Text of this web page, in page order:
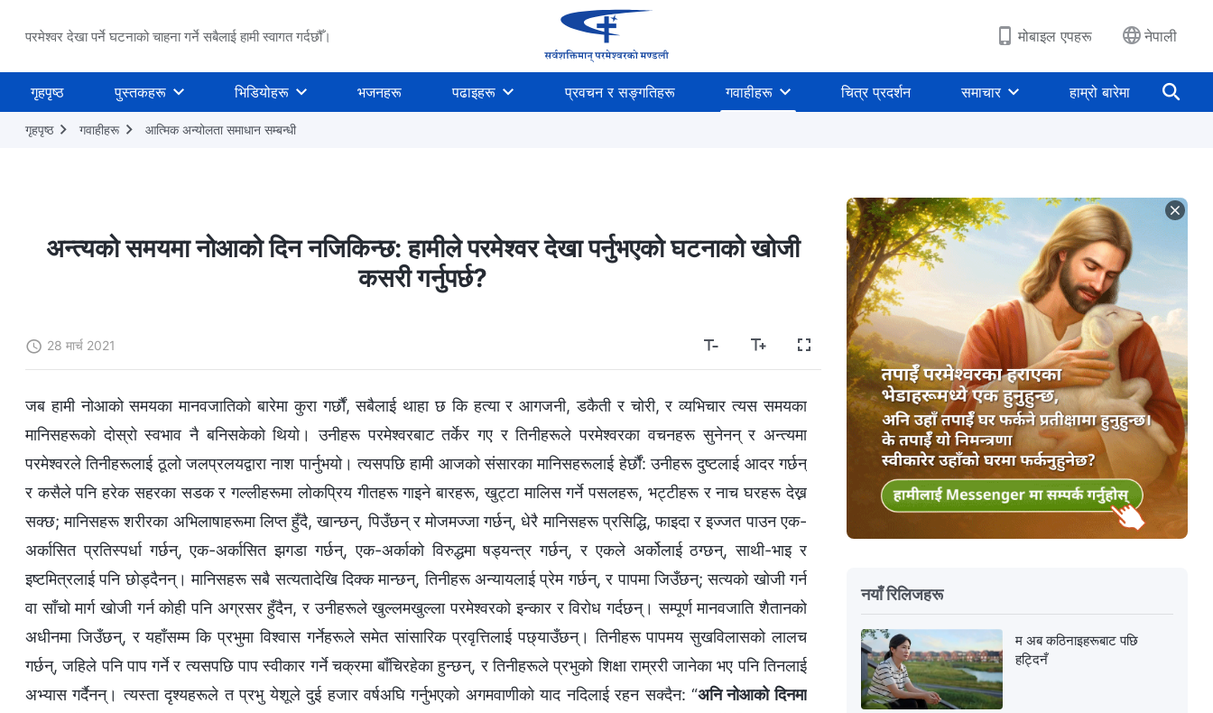
परमेश्वर देखा पर्ने घटनाको चाहना गर्ने सबैलाई हामी स्वागत गर्दछौँ। मोबाइल एपहरू नेपाली
गृहपृष्ठ पुस्तकहरू भिडियोहरू भजनहरू पढाइहरू प्रवचन र सङ्गतिहरू गवाहीहरू चित्र प्रदर्शन समाचार हाम्रो बारेमा
गृहपृष्ठ गवाहीहरू आत्मिक अन्योलता समाधान सम्‍बन्धी
अन्त्यको समयमा नोआको दिन नजिकिन्छ: हामीले परमेश्‍वर देखा पर्नुभएको घटनाको खोजी
कसरी गर्नुपर्छ?
28 मार्च 2021
जब हामी नोआको समयका मानवजातिको बारेमा कुरा गर्छौं, सबैलाई थाहा छ कि हत्या र आगजनी, डकैती र चोरी, र व्यभिचार त्यस समयका
मानिसहरूको दोस्रो स्वभाव नै बनिसकेको थियो। उनीहरू परमेश्‍वरबाट तर्केर गए र तिनीहरूले परमेश्‍वरका वचनहरू सुनेनन् र अन्त्यमा
परमेश्‍वरले तिनीहरूलाई ठूलो जलप्रलयद्वारा नाश पार्नुभयो। त्यसपछि हामी आजको संसारका मानिसहरूलाई हेर्छौं: उनीहरू दुष्टलाई आदर गर्छन्
र कसैले पनि हरेक सहरका सडक र गल्‍लीहरूमा लोकप्रिय गीतहरू गाइने बारहरू, खुट्टा मालिस गर्ने पसलहरू, भट्टीहरू र नाच घरहरू देख्न
सक्छ; मानिसहरू शरीरका अभिलाषाहरूमा लिप्त हुँदै, खान्छन्, पिउँछन् र मोजमज्‍जा गर्छन्, धेरै मानिसहरू प्रसिद्धि, फाइदा र इज्जत पाउन एक-
अर्कासित प्रतिस्पर्धा गर्छन्, एक-अर्कासित झगडा गर्छन्, एक-अर्काको विरुद्धमा षड्यन्त्र गर्छन्, र एकले अर्कोलाई ठग्छन्, साथी-भाइ र
इष्टमित्रलाई पनि छोड्दैनन्। मानिसहरू सबै सत्यतादेखि दिक्क मान्छन्, तिनीहरू अन्यायलाई प्रेम गर्छन्, र पापमा जिउँछन्; सत्यको खोजी गर्न
वा साँचो मार्ग खोजी गर्न कोही पनि अग्रसर हुँदैन, र उनीहरूले खुल्लमखुल्ला परमेश्‍वरको इन्कार र विरोध गर्दछन्। सम्पूर्ण मानवजाति शैतानको
अधीनमा जिउँछन्, र यहाँसम्म कि प्रभुमा विश्‍वास गर्नेहरूले समेत सांसारिक प्रवृत्तिलाई पछ्याउँछन्। तिनीहरू पापमय सुखविलासको लालच
गर्छन्, जहिले पनि पाप गर्ने र त्यसपछि पाप स्वीकार गर्ने चक्रमा बाँचिरहेका हुन्छन्, र तिनीहरूले प्रभुको शिक्षा राम्ररी जानेका भए पनि तिनलाई
अभ्यास गर्दैनन्। त्यस्ता दृश्यहरूले त प्रभु येशूले दुई हजार वर्षअघि गर्नुभएको अगमवाणीको याद नदिलाई रहन सक्दैन: “अनि नोआको दिनमा
नयाँ रिलिजहरू
म अब कठिनाइहरूबाट पछि
हट्दिनँ